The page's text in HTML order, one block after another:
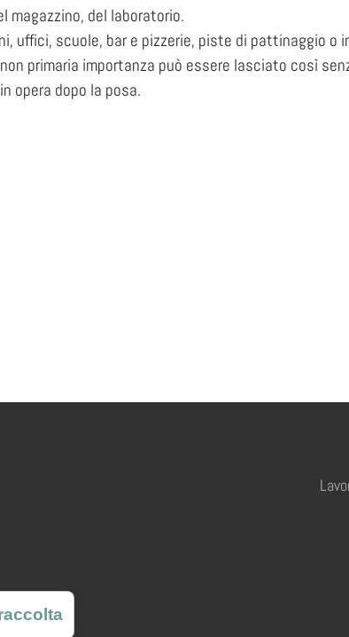
magazzino, del laboratorio.
uffici, scuole, bar e pizzerie, piste di pattinaggio o
primaria importanza può essere lasciato così
opera dopo la posa.